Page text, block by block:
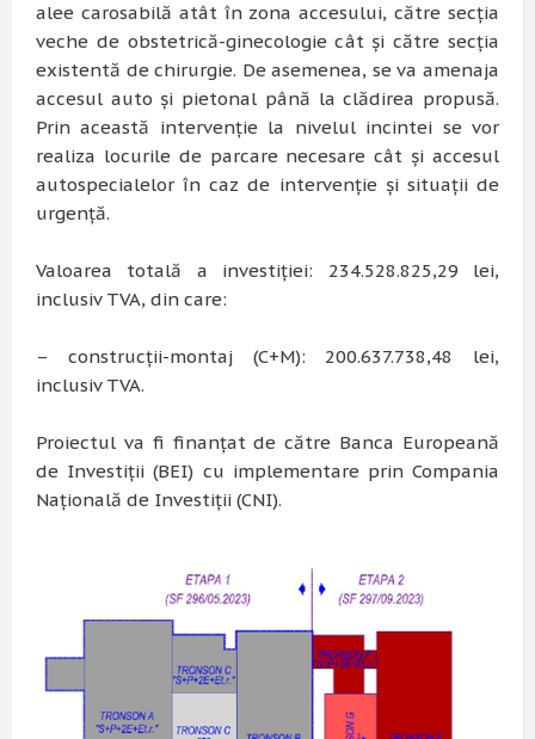
alee carosabilă atât în zona accesului, către secția
veche de obstetrică-ginecologie cât și către secția
existentă de chirurgie. De asemenea, se va amenaja
accesul auto și pietonal până la clădirea propusă.
Prin această intervenție la nivelul incintei se vor
realiza locurile de parcare necesare cât și accesul
autospecialelor în caz de intervenție și situații de
urgență.
Valoarea totală a investiției: 234.528.825,29 lei,
inclusiv TVA, din care:
– construcții-montaj (C+M): 200.637.738,48 lei,
inclusiv TVA.
Proiectul va fi finanțat de către Banca Europeană
de Investiții (BEI) cu implementare prin Compania
Națională de Investiții (CNI).